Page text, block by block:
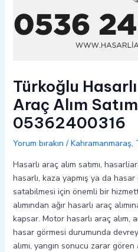
Türkoğlu
Araç Alım Satım
05362400316
Yorum bırakın / Kahramanmaraş,
Hasarlı araç alım satımı,
hasarlı, kaza yapmış ya da
satabilmesi için önemli bir
alımından ağır hasarlı araç
kapsar. Motor hasarlı araç alım,
hasar görmesi durumunda
alımı, yangın sonucu zarar